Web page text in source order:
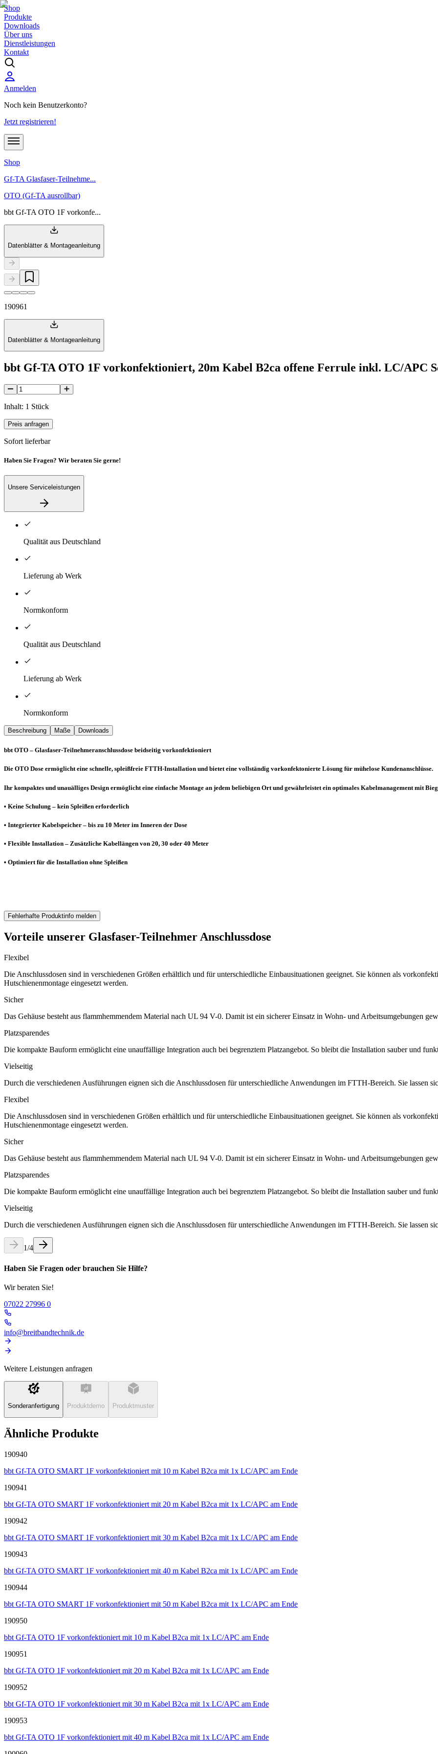
Shop
Produkte
Downloads
Über uns
Dienstleistungen
Kontakt
Anmelden
Noch kein Benutzerkonto?
Jetzt registrieren!
Shop
Gf-TA Glasfaser-Teilnehme...
OTO (Gf-TA ausrollbar)
bbt Gf-TA OTO 1F vorkonfe...
Datenblätter & Montageanleitung
190961
Datenblätter & Montageanleitung
bbt Gf-TA OTO 1F vorkonfektioniert, 20m Kabel B2ca offene Ferrule inkl. LC/APC
Inhalt: 1 Stück
Preis anfragen
Sofort lieferbar
Haben Sie Fragen? Wir beraten Sie gerne!
Unsere Serviceleistungen
Qualität aus Deutschland
Lieferung ab Werk
Normkonform
Qualität aus Deutschland
Lieferung ab Werk
Normkonform
Beschreibung Maße Downloads
bbt OTO – Glasfaser-Teilnehmeranschlussdose beidseitig vorkonfektioniert
Die OTO Dose ermöglicht eine schnelle, spleißfreie FTTH-Installation und bietet eine vollständig vorkonfektonierte Lösung für mühelose Kundenanschlüsse.
Ihr kompaktes und unau­älliges Design ermöglicht eine einfache Montage an jedem beliebigen Ort und gewährleistet ein optimales Kabelmanagement mit
• Keine Schulung – kein Spleißen erforderlich
• Integrierter Kabelspeicher – bis zu 10 Meter im Inneren der Dose
• Flexible Installation – Zusätzliche Kabellängen von 20, 30 oder 40 Meter
• Optimiert für die Installation ohne Spleißen
Fehlerhafte Produktinfo melden
Vorteile unserer Glasfaser-Teilnehmer Anschlussdose
Flexibel
Die Anschlussdosen sind in verschiedenen Größen erhältlich und für unterschiedliche Einbausituationen geeignet. Sie können als
Hutschienenmontage eingesetzt werden.
Sicher
Das Gehäuse besteht aus flammhemmendem Material nach UL 94 V-0. Damit ist ein sicherer Einsatz in Wohn- und Arbeitsumgebungen
Platzsparendes
Die kompakte Bauform ermöglicht eine unauffällige Integration auch bei begrenztem Platzangebot. So bleibt die Installation sauber und
Vielseitig
Durch die verschiedenen Ausführungen eignen sich die Anschlussdosen für unterschiedliche Anwendungen im FTTH-Bereich. Sie lassen
Flexibel
Die Anschlussdosen sind in verschiedenen Größen erhältlich und für unterschiedliche Einbausituationen geeignet. Sie können als
Hutschienenmontage eingesetzt werden.
Sicher
Das Gehäuse besteht aus flammhemmendem Material nach UL 94 V-0. Damit ist ein sicherer Einsatz in Wohn- und Arbeitsumgebungen
Platzsparendes
Die kompakte Bauform ermöglicht eine unauffällige Integration auch bei begrenztem Platzangebot. So bleibt die Installation sauber und
Vielseitig
Durch die verschiedenen Ausführungen eignen sich die Anschlussdosen für unterschiedliche Anwendungen im FTTH-Bereich. Sie lassen
1/4
Haben Sie Fragen oder brauchen Sie Hilfe?
Wir beraten Sie!
07022 27996 0
info@breitbandtechnik.de
Weitere Leistungen anfragen
Sonderanfertigung Produktdemo Produktmuster
Ähnliche Produkte
190940
bbt Gf-TA OTO SMART 1F vorkonfektioniert mit 10 m Kabel B2ca mit 1x LC/APC am Ende
190941
bbt Gf-TA OTO SMART 1F vorkonfektioniert mit 20 m Kabel B2ca mit 1x LC/APC am Ende
190942
bbt Gf-TA OTO SMART 1F vorkonfektioniert mit 30 m Kabel B2ca mit 1x LC/APC am Ende
190943
bbt Gf-TA OTO SMART 1F vorkonfektioniert mit 40 m Kabel B2ca mit 1x LC/APC am Ende
190944
bbt Gf-TA OTO SMART 1F vorkonfektioniert mit 50 m Kabel B2ca mit 1x LC/APC am Ende
190950
bbt Gf-TA OTO 1F vorkonfektioniert mit 10 m Kabel B2ca mit 1x LC/APC am Ende
190951
bbt Gf-TA OTO 1F vorkonfektioniert mit 20 m Kabel B2ca mit 1x LC/APC am Ende
190952
bbt Gf-TA OTO 1F vorkonfektioniert mit 30 m Kabel B2ca mit 1x LC/APC am Ende
190953
bbt Gf-TA OTO 1F vorkonfektioniert mit 40 m Kabel B2ca mit 1x LC/APC am Ende